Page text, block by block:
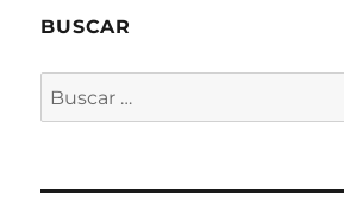
BUSCAR
Buscar
por: